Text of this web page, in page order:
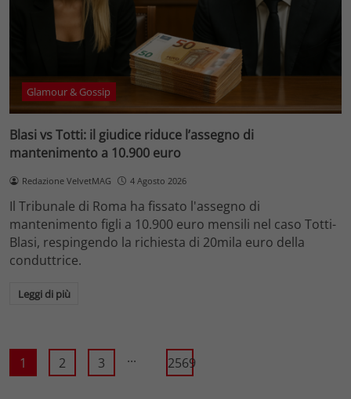
Glamour & Gossip
Blasi vs Totti: il giudice riduce l’assegno di
mantenimento a 10.900 euro
Redazione VelvetMAG 4 Agosto 2026
Il Tribunale di Roma ha fissato l'assegno di
mantenimento figli a 10.900 euro mensili nel caso Totti-
Blasi, respingendo la richiesta di 20mila euro della
conduttrice.
Leggi di più
1 2 3 ... 2569